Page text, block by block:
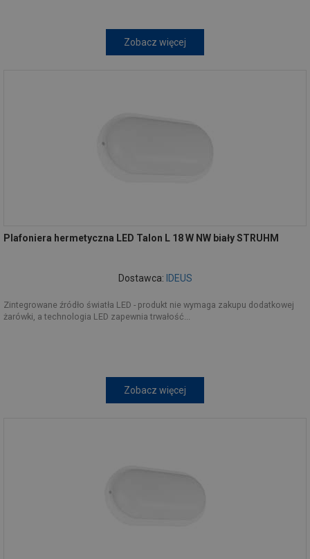
Zobacz więcej
Plafoniera hermetyczna LED Talon L 18 W NW biały STRUHM
Dostawca: IDEUS
Zintegrowane źródło światła LED - produkt nie wymaga zakupu dodatkowej
żarówki, a technologia LED zapewnia trwałość...
Zobacz więcej